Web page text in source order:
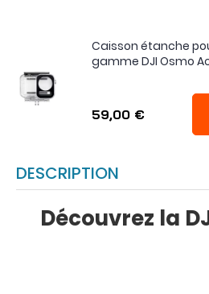
Caisson étanche
gamme DJI Osmo
59,00 €
DESCRIPTION
Découvrez la